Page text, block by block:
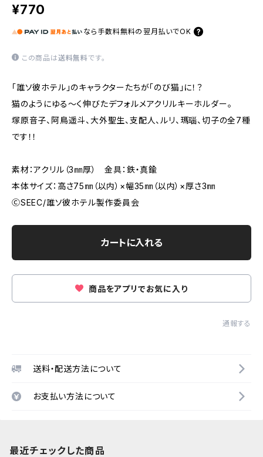
¥770
なら 手数料無料の 翌月払いでOK
この商品は送料無料です。
「誰ソ彼ホテル」のキャラクターたちが「のび猫」に！？
猫のようにゆる〜く伸びたデフォルメアクリルキーホルダー。
塚原音子、阿鳥遥斗、大外聖生、支配人、ルリ、瑪瑙、切子の全7種
です！！
素材：アクリル（3㎜厚） 金具：鉄・真鍮
本体サイズ：高さ75㎜（以内）×幅35㎜（以内）×厚さ3㎜
ⒸSEEC/誰ソ彼ホテル製作委員会
カートに入れる
商品をアプリでお気に入り
通報する
送料・配送方法について
お支払い方法について
最近チェックした商品